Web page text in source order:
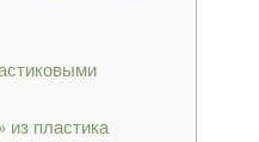
из пластика